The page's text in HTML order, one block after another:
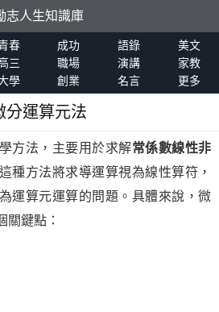
志人生知識庫
春 成功 語錄
美文
三 職場 演講
家教
學 創業 名言 更多
分運算元法
方法，主要用於求解常係數線性非
種方法將求導運算視為線性算符，
運算元運算的問題。具體來說，微
關鍵點：